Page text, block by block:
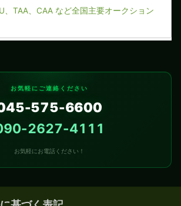
、TAA、CAA など全国主要オークション
お気軽にご連絡ください
575-6600
2627-4111
お気軽にお電話ください！